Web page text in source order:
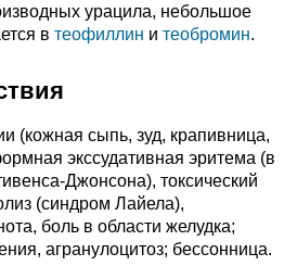
урацила, небольшое
в теофиллин и теобромин.
(кожная сыпь, зуд, крапивница,
экссудативная эритема (в
Джонсона), токсический
(синдром Лайела),
боль в области желудка;
агранулоцитоз; бессонница.